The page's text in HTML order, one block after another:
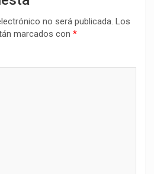
no será publicada. Los
marcados con *